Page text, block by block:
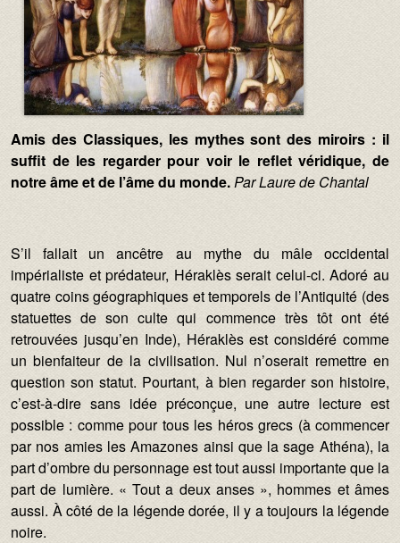
Texte :
Amis des Classiques, les mythes sont des miroirs : il
suffit de les regarder pour voir le reflet véridique, de
notre âme et de l’âme du monde.Par Laure de Chantal
S’il fallait un ancêtre au mythe du mâle occidental
impérialiste et prédateur, Héraklès serait celui-ci. Adoré au
quatre coins géographiques et temporels de l’Antiquité (des
statuettes de son culte qui commence très tôt ont été
retrouvées jusqu’en Inde), Héraklès est considéré comme
un bienfaiteur de la civilisation. Nul n’oserait remettre en
question son statut. Pourtant, à bien regarder son histoire,
c’est-à-dire sans idée préconçue, une autre lecture est
possible : comme pour tous les héros grecs (à commencer
par nos amies les Amazones ainsi que la sage Athéna), la
part d’ombre du personnage est tout aussi importante que la
part de lumière. « Tout a deux anses », hommes et âmes
aussi. À côté de la légende dorée, il y a toujours la légende
noire.